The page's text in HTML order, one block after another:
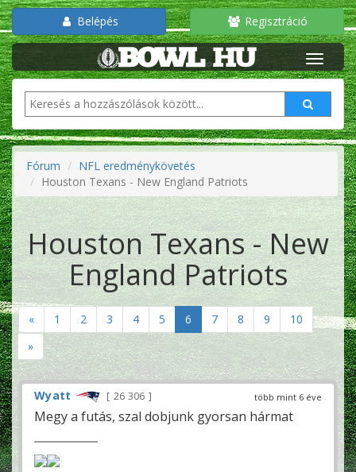
Belépés Regisztráció
Fórum
NFL eredménykövetés
Houston Texans - New England Patriots
Houston Texans - New
England Patriots
« 1 2 3 4 5 6 7 8 9
10
»
több mint 6 éve
Wyatt 26 306
Megy a futás, szal dobjunk gyorsan hármat